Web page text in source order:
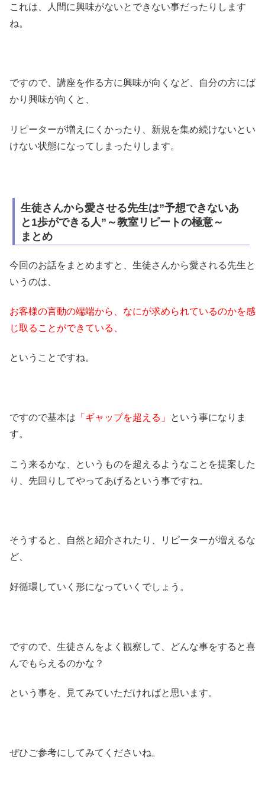
これは、人間に興味がないとできない事だったりします
ね。
ですので、講座を作る方に興味が向くなど、自分の方にば
かり興味が向くと、
リピーターが増えにくかったり、新規を集め続けないとい
けない状態になってしまったりします。
生徒さんから愛させる先生は”予想できないあ
と1歩ができる人”～教室リピートの極意～
まとめ
今回のお話をまとめますと、生徒さんから愛される先生と
いうのは、
お客様の言動の端端から、なにが求められているのかを感
じ取ることができている、
ということですね。
ですので基本は 「ギャップを超える」
という事になりま
す。
こう来るかな、というものを超えるようなことを提案した
り、先回りしてやってあげるという事ですね。
そうすると、自然と紹介されたり、リピーターが増えるな
ど、
好循環していく形になっていくでしょう。
ですので、生徒さんをよく観察して、どんな事をすると喜
んでもらえるのかな？
という事を、見てみていただければと思います。
ぜひご参考にしてみてくださいね。